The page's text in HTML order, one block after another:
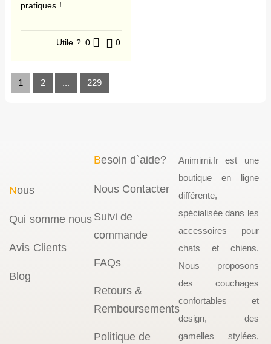
pratiques !
Utile ? 0 0
1 2 ... 229
Nous
Qui somme nous
Avis Clients
Blog
Besoin d`aide?
Nous Contacter
Suivi de
commande
FAQs
Retours &
Remboursements
Politique de
Animimi.fr est une
boutique en ligne
différente,
spécialisée dans les
accessoires pour
chats et chiens.
Nous proposons
des couchages
confortables et
design, des
gamelles stylées,